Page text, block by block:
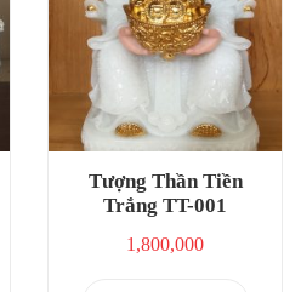
Tượng Thần Tiền
Trắng TT-001
1,800,000